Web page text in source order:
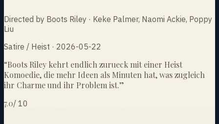
Directed by Boots Riley · Keke Palmer, Naomi Ackie, Poppy
Liu
Satire / Heist · 2026-05-22
“Boots Riley kehrt endlich zurueck mit einer Heist
Komoedie, die mehr Ideen als Minuten hat, was zugleich
ihr Charme und ihr Problem ist.”
7.0/ 10